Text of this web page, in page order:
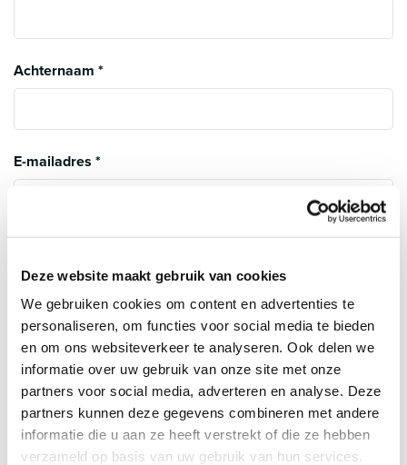
Deze website maakt gebruik van cookies
We gebruiken cookies om content en advertenties te
personaliseren, om functies voor social media te bieden
en om ons websiteverkeer te analyseren. Ook delen we
informatie over uw gebruik van onze site met onze
partners voor social media, adverteren en analyse. Deze
partners kunnen deze gegevens combineren met andere
informatie die u aan ze heeft verstrekt of die ze hebben
verzameld op basis van uw gebruik van hun services.
Achternaam *
E-mailadres *
Adres*
Postcode*